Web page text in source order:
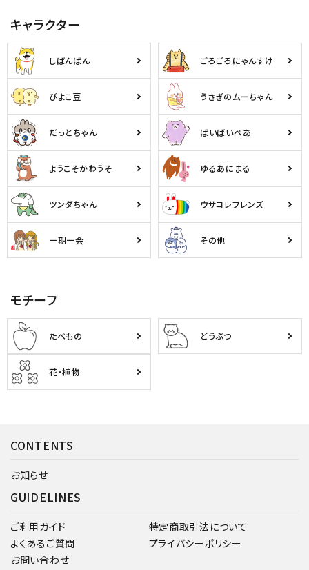
キャラクター
しばんばん ごろごろにゃんすけ
ぴよこ豆 うさぎのムーちゃん
だっとちゃん ばいばいべあ
ようこそかわうそ ゆるあにまる
ツンダちゃん ウサコレフレンズ
一期一会 その他
モチーフ
たべもの どうぶつ
花・植物
CONTENTS
お知らせ
GUIDELINES
ご利用ガイド
よくあるご質問
お問い合わせ
特定商取引法について
プライバシーポリシー